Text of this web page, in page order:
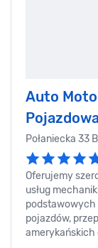
Auto
Połaniecka 33
Oferujemy
usług
pojazdów,